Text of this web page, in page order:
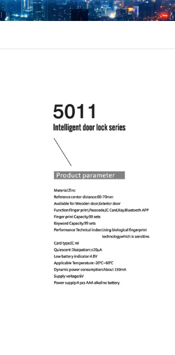
Griffsperre
Pleuelsperre
Intelligentes elektronisches